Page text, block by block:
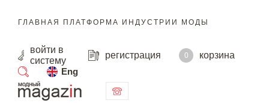
ГЛАВНАЯ ПЛАТФОРМА ИНДУСТРИИ МОДЫ
войти в
систему
регистрация 0
корзина
Eng
поиск